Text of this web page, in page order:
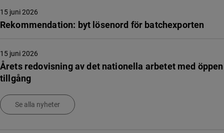
Rekommendation: byt lösenord för batchexporten
15 juni 2026
Årets redovisning av det nationella arbetet med öppen
tillgång
15 juni 2026
Se alla nyheter